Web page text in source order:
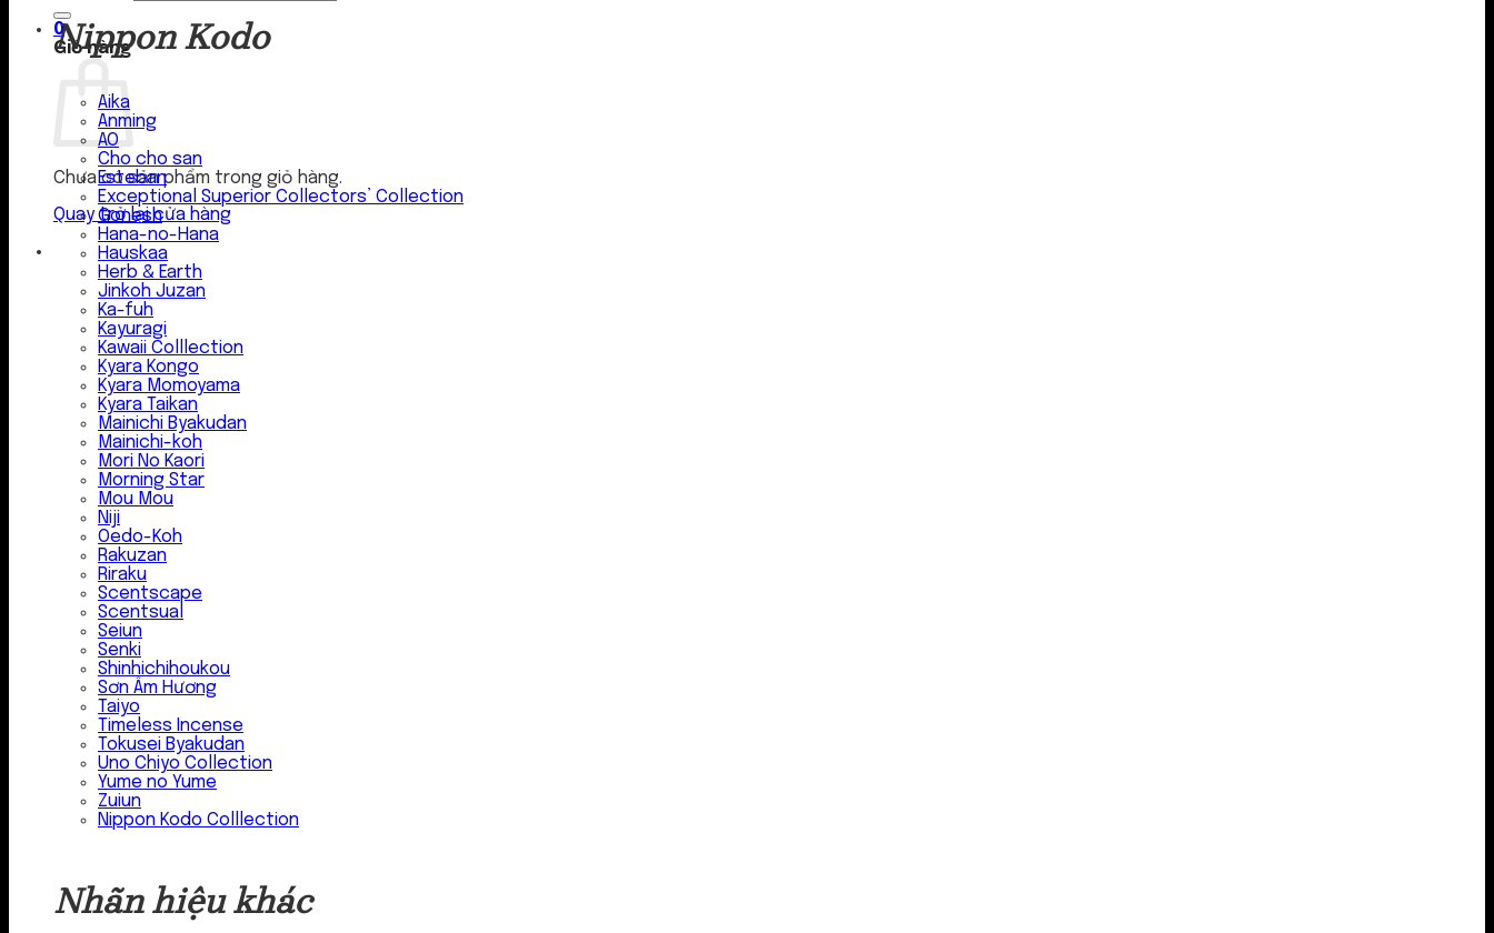
0
Giỏ hàng
Chưa có sản phẩm trong giỏ hàng.
Quay trở lại cửa hàng
Nippon Kodo
Aika
Anming
AO
Cho cho san
Esteban
Exceptional Superior Collectors’ Collection
Gonesh
Hana-no-Hana
Hauskaa
Herb & Earth
Jinkoh Juzan
Ka-fuh
Kayuragi
Kawaii Colllection
Kyara Kongo
Kyara Momoyama
Kyara Taikan
Mainichi Byakudan
Mainichi-koh
Mori No Kaori
Morning Star
Mou Mou
Niji
Oedo-Koh
Rakuzan
Riraku
Scentscape
Scentsual
Seiun
Senki
Shinhichihoukou
Sơn Âm Hương
Taiyo
Timeless Incense
Tokusei Byakudan
Uno Chiyo Collection
Yume no Yume
Zuiun
Nippon Kodo Colllection
Nhãn hiệu khác